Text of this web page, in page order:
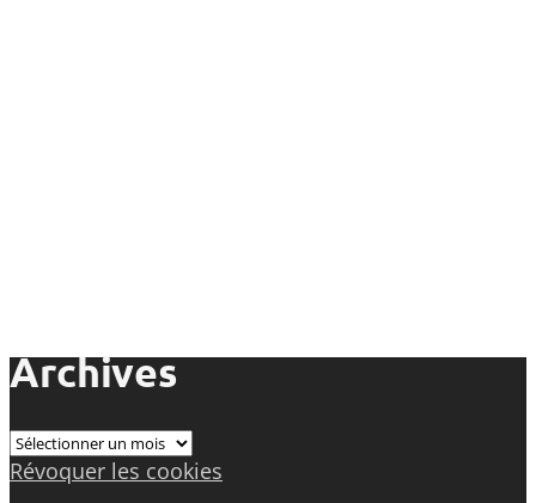
Archives
Archives
Révoquer les cookies